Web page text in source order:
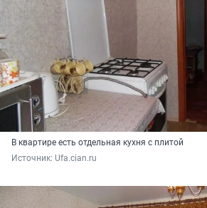
В квартире есть отдельная кухня с плитой
Источник: Ufa.cian.ru